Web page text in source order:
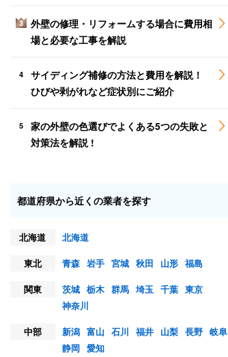
3
外壁の修理・リフォームする場合に費用相
場と必要な工事を解説
4
サイディング補修の方法と費用を解説！
ひびや剥がれなど症状別にご紹介
5
家の外壁の色選びでよくある5つの失敗と
対策法を解説 !
都道府県から近くの業者を探す
北海道
北海道
東北
青森 岩手 宮城 秋田 山形 福島
関東
茨城 栃木 群馬 埼玉 千葉 東京
神奈川
中部
新潟 富山 石川 福井 山梨 長野 岐阜
静岡 愛知